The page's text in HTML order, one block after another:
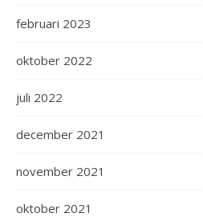
februari 2023
oktober 2022
juli 2022
december 2021
november 2021
oktober 2021